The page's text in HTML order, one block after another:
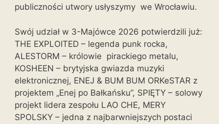
publiczności utwory usłyszymy we Wrocławiu.
Swój udział w 3-Majówce 2026 potwierdzili już:
THE EXPLOITED – legenda punk rocka,
ALESTORM – królowie pirackiego metalu,
KOSHEEN – brytyjska gwiazda muzyki
elektronicznej, ENEJ & BUM BUM ORKeSTAR z
projektem „Enej po Bałkańsku”, SPIĘTY – solowy
projekt lidera zespołu LAO CHE, MERY
SPOLSKY – jedna z najbarwniejszych postaci